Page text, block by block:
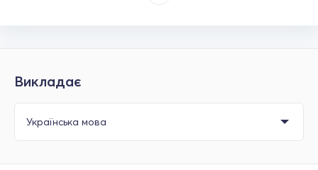
Викладає